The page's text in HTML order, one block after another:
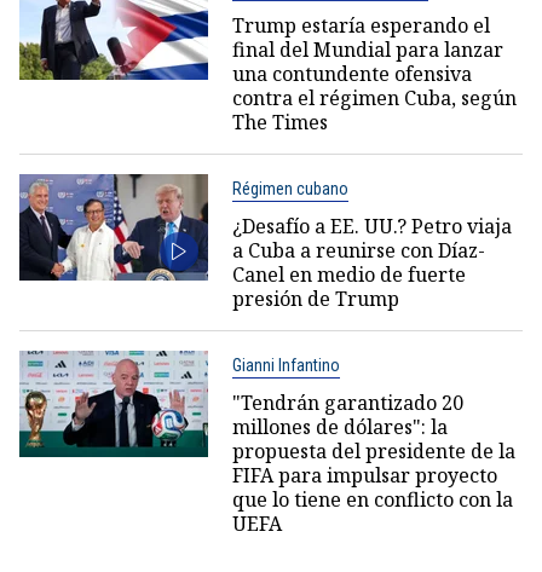
Trump estaría esperando el
final del Mundial para lanzar
una contundente ofensiva
contra el régimen Cuba, según
The Times
Régimen cubano
¿Desafío a EE. UU.? Petro viaja
a Cuba a reunirse con Díaz-
Canel en medio de fuerte
presión de Trump
Gianni Infantino
"Tendrán garantizado 20
millones de dólares": la
propuesta del presidente de la
FIFA para impulsar proyecto
que lo tiene en conflicto con la
UEFA